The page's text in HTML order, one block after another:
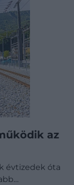
az
évtizedek óta